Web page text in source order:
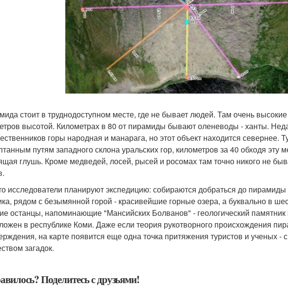
стоит в труднодоступном месте, где не бывает людей. Там очень
высотой. Километрах в 80 от пирамиды бывают оленеводы - ханты.
горы народная и манарага, но этот объект находится севернее.
путям западного склона уральских гор, километров за 40 обходя эту
глушь. Кроме медведей, лосей, рысей и росомах там точно никого не
исследователи планируют экспедицию: собираются добраться до
рядом с безымянной горой - красивейшие горные озера, а буквально в
останцы, напоминающие "Мансийских Болванов" - геологический памятник
в республике Коми. Даже если теория рукотворного происхождения
на карте появится еще одна точка притяжения туристов и ученых -
загадок.
Поделитесь с друзьями!